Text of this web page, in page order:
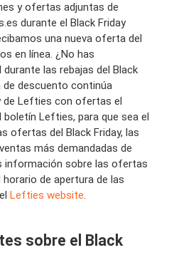
y ofertas adjuntas de
durante el Black Friday
una nueva oferta del
en línea. ¿No has
las rebajas del Black
de descuento continúa
de Lefties con ofertas el
boletín Lefties, para que sea el
ofertas del Black Friday, las
más demandadas de
información sobre las ofertas
de apertura de las
Lefties website.
sobre el Black